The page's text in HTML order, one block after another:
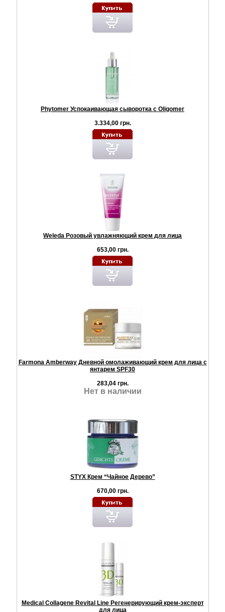
Phytomer Успокаивающая сыворотка с Oligomer
3.334,00 грн.
Weleda Розовый увлажняющий крем для лица
653,00 грн.
Farmona Amberway Дневной омолаживающий крем для лица с
янтарем SPF30
283,04 грн.
Нет в наличии
STYX Крем “Чайное Дерево”
670,00 грн.
Medical Collagene Revital Line Регенерирующий крем-эксперт
для лица